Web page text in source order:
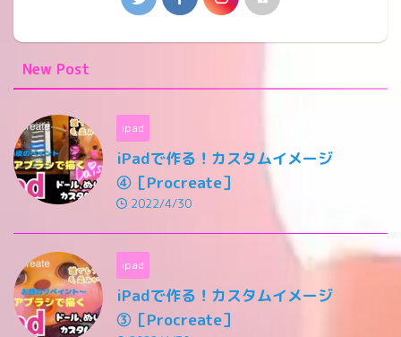
New Post
ipad
iPadで作る！カスタムイメージ
④［Procreate］
2022/4/30
ipad
iPadで作る！カスタムイメージ
③［Procreate］